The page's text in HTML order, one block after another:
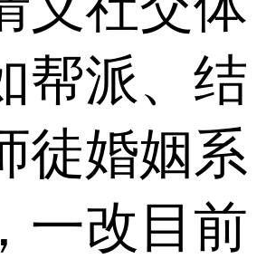
帮派、结
徒婚姻系
一改目前